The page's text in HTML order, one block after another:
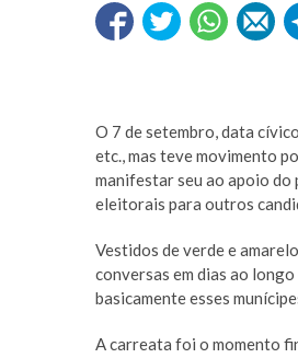
O 7 de setembro, data
etc., mas teve movimento
manifestar seu ao apoio do
eleitorais para outros
Vestidos de verde e
conversas em dias ao
basicamente esses
A carreata foi o momento